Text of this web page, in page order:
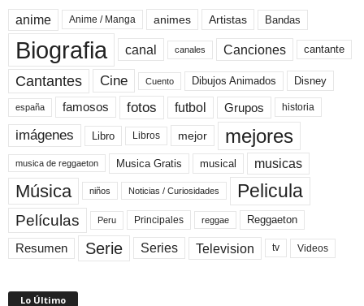
anime Anime / Manga animes Artistas Bandas
Biografia canal canales Canciones cantante
Cantantes Cine Cuento Dibujos Animados Disney
españa famosos fotos futbol Grupos historia
imágenes Libro Libros mejor mejores
musica de reggaeton Musica Gratis musical musicas
Música niños Noticias / Curiosidades Pelicula
Películas Peru Principales reggae Reggaeton
Resumen Serie Series Television tv Videos
Lo Último